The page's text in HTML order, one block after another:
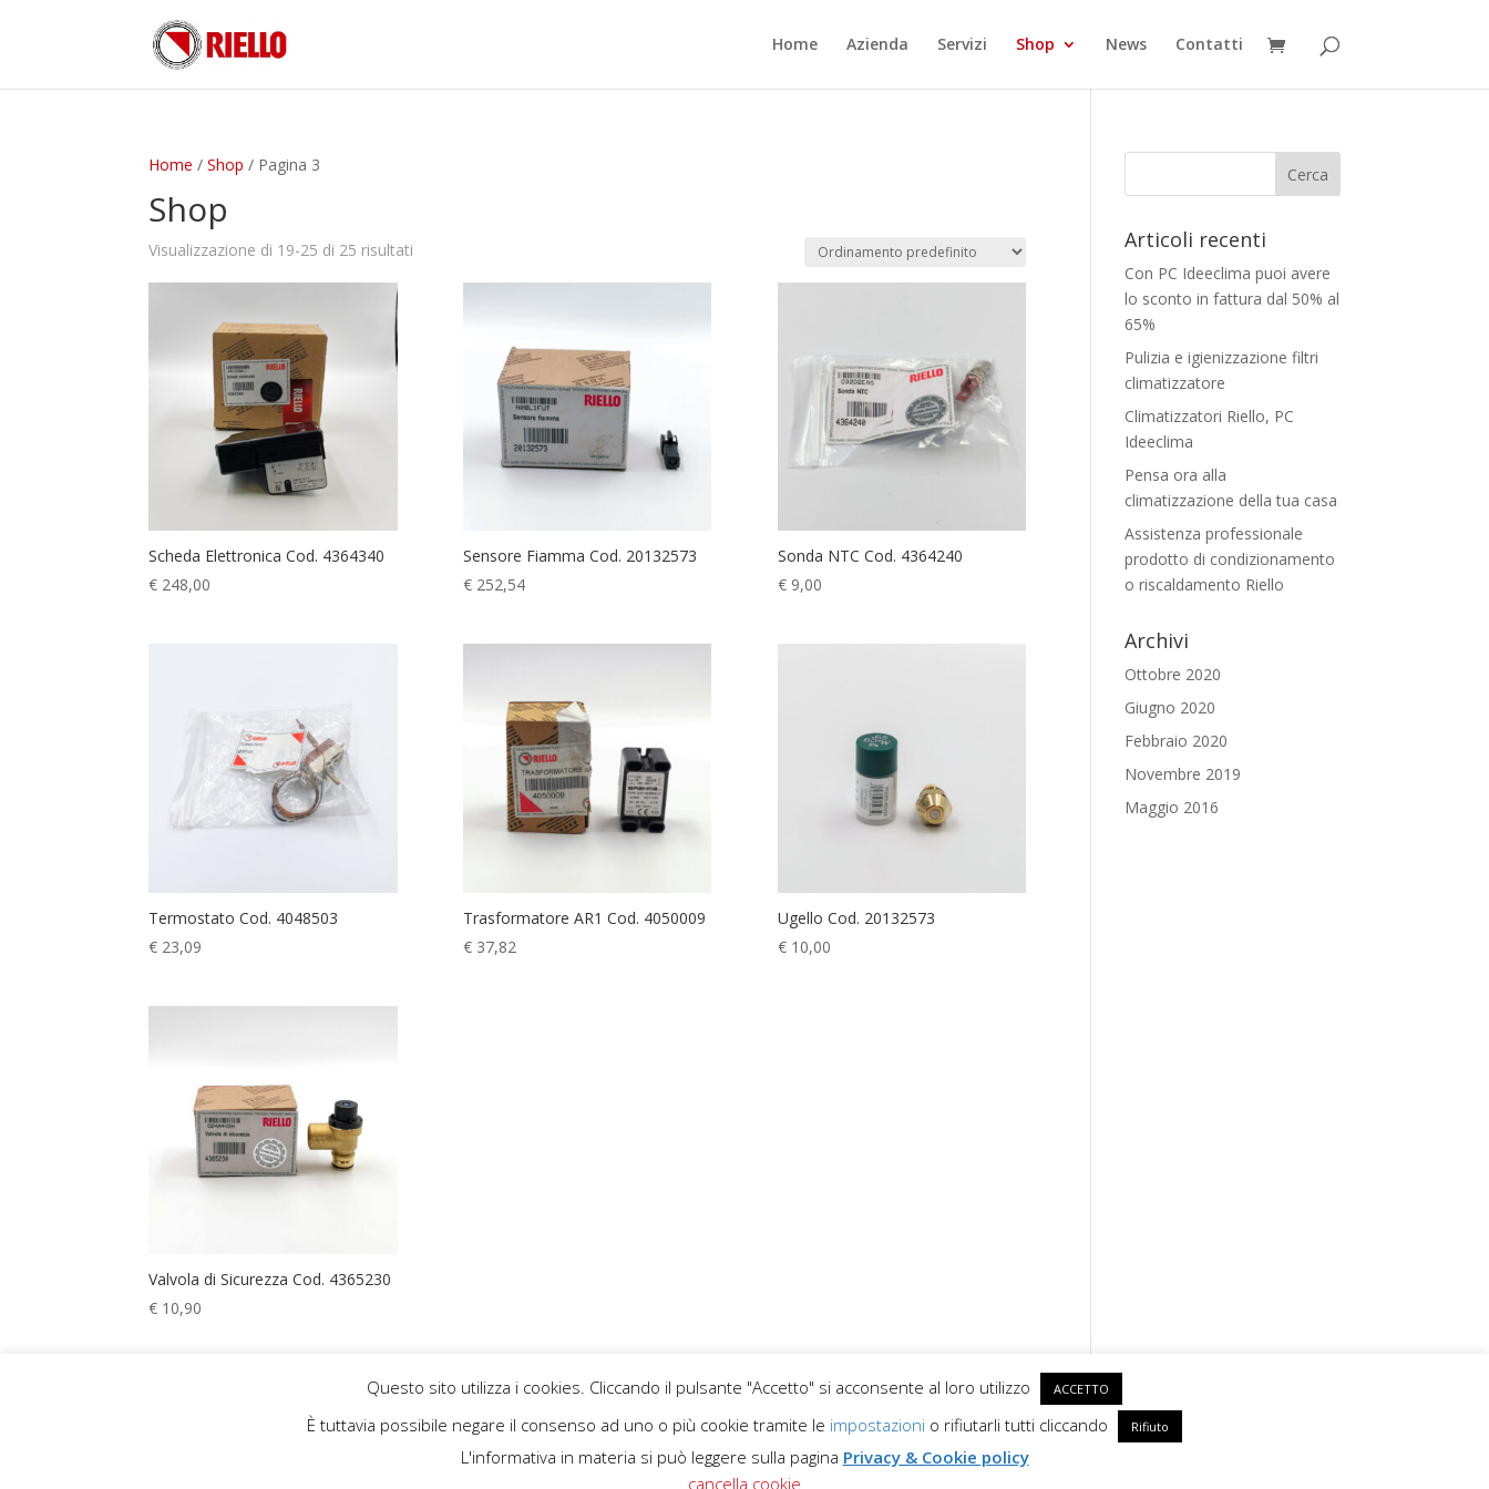
Home Azienda Servizi Shop News Contatti
Home /Shop / Pagina 3
Shop
Visualizzazione di 19-25 di 25 risultati
Scheda Elettronica Cod. 4364340
€ 248,00
Sensore Fiamma Cod. 20132573
€252,54
Sonda NTC Cod. 4364240
€9,00
Termostato Cod. 4048503
€ 23,09
Trasformatore AR1 Cod. 4050009
€37,82
Ugello Cod. 20132573
€10,00
Valvola di Sicurezza Cod. 4365230
€ 10,90
← 1 2 3
Articoli recenti
Con PC Ideeclima puoi avere
lo sconto in fattura dal 50% al
65%
Pulizia e igienizzazione filtri
climatizzatore
Climatizzatori Riello, PC
Ideeclima
Pensa ora alla
climatizzazione della tua casa
Assistenza professionale
prodotto di condizionamento
o riscaldamento Riello
Archivi
Ottobre 2020
Giugno 2020
Febbraio 2020
Novembre 2019
Maggio 2016
Questo sito utilizza i cookies. Cliccando il pulsante "Accetto" si acconsente al loro utilizzo ACCETTO
È tuttavia possibile negare il consenso ad uno o più cookie tramite le impostazioni o rifiutarli tutti cliccando Rifiuto
L'informativa in materia si può leggere sulla pagina Privacy & Cookie policy
cancella cookie